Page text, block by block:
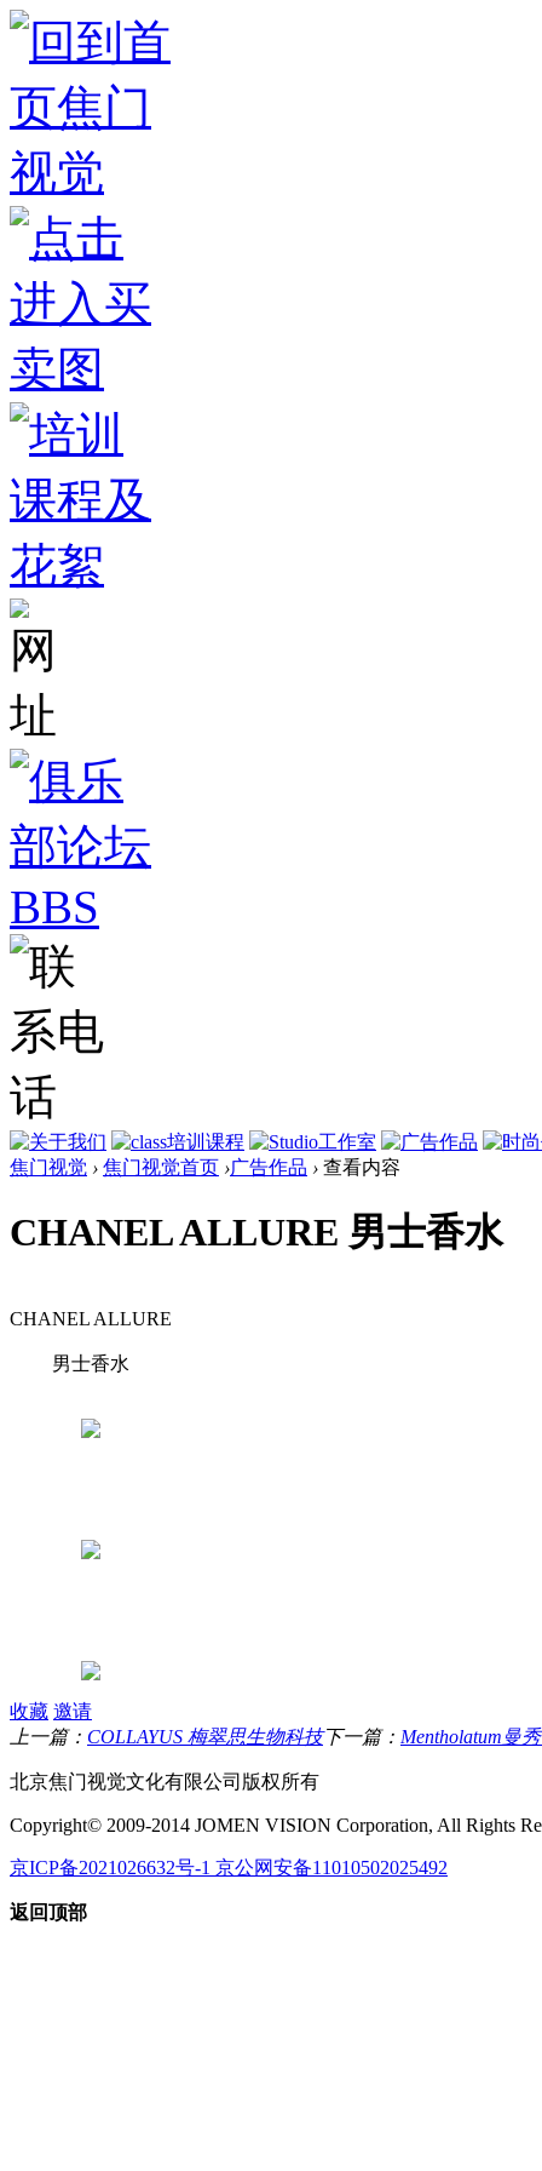
焦门视觉 › 焦门视觉首页 ›广告作品 › 查看内容
CHANEL ALLURE 男士香水
CHANEL ALLURE
男士香水
收藏 邀请
上一篇： COLLAYUS 梅翠思生物科技下一篇： Mentholatum曼
北京焦门视觉文化有限公司版权所有
Copyright© 2009-2014 JOMEN VISION Corporation, All Rights
京ICP备2021026632号-1 京公网安备11010502025492
返回顶部